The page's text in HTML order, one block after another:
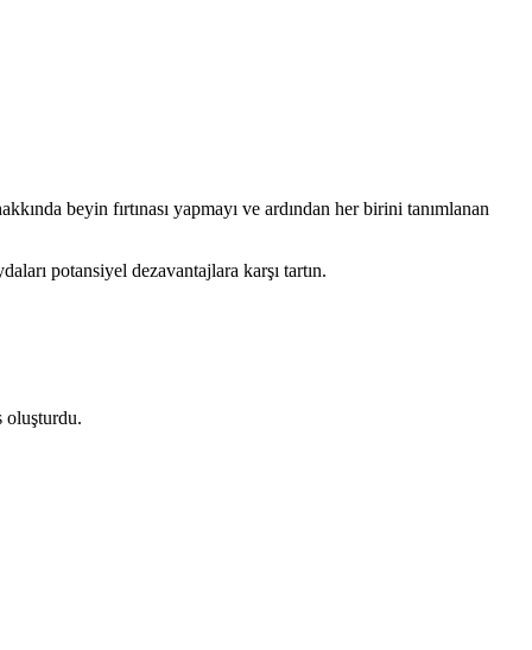
beyin fırtınası yapmayı ve ardından her birini tanımlanan
potansiyel dezavantajlara karşı tartın.
oluşturdu.